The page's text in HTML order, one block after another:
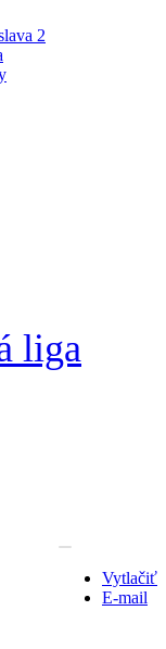
2
liga
Vytlačiť
E-mail